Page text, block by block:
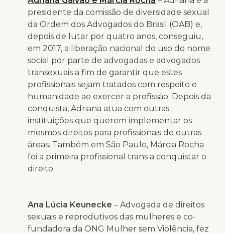
presidente da comissão de diversidade sexual
da Ordem dos Advogados do Brasil (OAB) e,
depois de lutar por quatro anos, conseguiu,
em 2017, a liberação nacional do uso do nome
social por parte de advogadas e advogados
transexuais a fim de garantir que estes
profissionais sejam tratados com respeito e
humanidade ao exercer a profissão. Depois da
conquista, Adriana atua com outras
instituições que querem implementar os
mesmos direitos para profissionais de outras
áreas. Também em São Paulo, Márcia Rocha
foi a primeira profissional trans a conquistar o
direito.
Ana Lúcia Keunecke – Advogada de direitos
sexuais e reprodutivos das mulheres e co-
fundadora da ONG Mulher sem Violência, fez